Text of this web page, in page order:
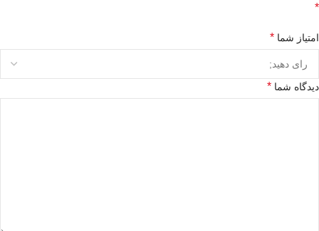
*
امتیاز شما *
دیدگاه شما *